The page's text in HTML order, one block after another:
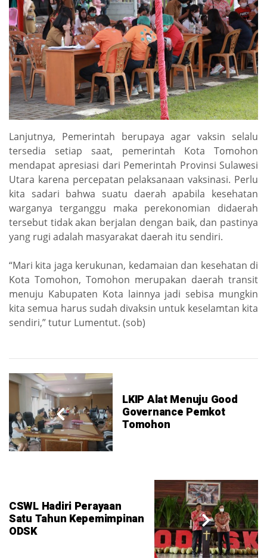
Lanjutnya, Pemerintah berupaya agar vaksin selalu
tersedia setiap saat, pemerintah Kota Tomohon
mendapat apresiasi dari Pemerintah Provinsi Sulawesi
Utara karena percepatan pelaksanaan vaksinasi. Perlu
kita sadari bahwa suatu daerah apabila kesehatan
warganya terganggu maka perekonomian didaerah
tersebut tidak akan berjalan dengan baik, dan pastinya
yang rugi adalah masyarakat daerah itu sendiri.
“Mari kita jaga kerukunan, kedamaian dan kesehatan di
Kota Tomohon, Tomohon merupakan daerah transit
menuju Kabupaten Kota lainnya jadi sebisa mungkin
kita semua harus sudah divaksin untuk keselamtan kita
sendiri,” tutur Lumentut. (sob)
LKIP Alat Menuju Good
Governance Pemkot
Tomohon
CSWL Hadiri Perayaan
Satu Tahun Kepemimpinan
ODSK